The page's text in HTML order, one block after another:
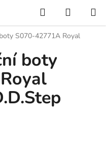
Hledat
KOŠÍK
S070-42771A Royal
boty